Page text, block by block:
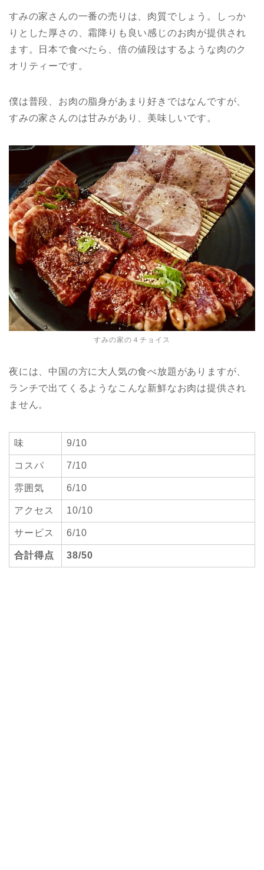
すみの家さんの一番の売りは、肉質でしょう。しっか
りとした厚さの、霜降りも良い感じのお肉が提供され
ます。日本で食べたら、倍の値段はするような肉のク
オリティーです。
僕は普段、お肉の脂身があまり好きではなんですが、
すみの家さんのは甘みがあり、美味しいです。
すみの家の４チョイス
夜には、中国の方に大人気の食べ放題がありますが、
ランチで出てくるようなこんな新鮮なお肉は提供され
ません。
味 9/10
コスパ 7/10
雰囲気 6/10
アクセス 10/10
サービス 6/10
合計得点 38/50